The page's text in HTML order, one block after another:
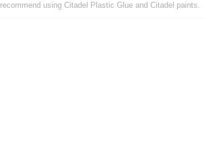
recommend using Citadel Plastic Glue and Citadel paints.